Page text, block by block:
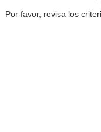
Por favor, revisa los